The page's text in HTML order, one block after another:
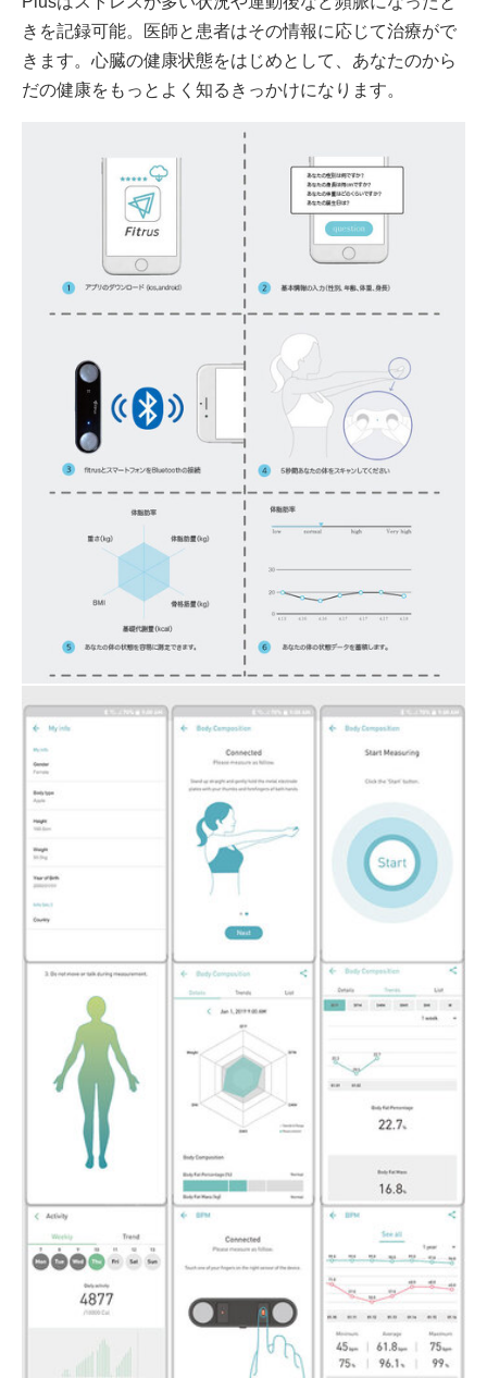
きを記録可能。医師と患者はその情報に応じて治療がで
きます。心臓の健康状態をはじめとして、あなたのから
だの健康をもっとよく知るきっかけになります。